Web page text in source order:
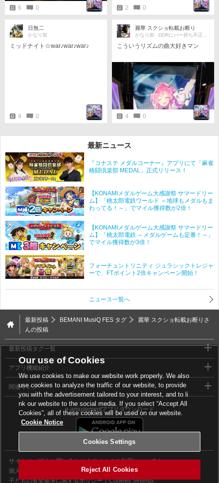
6 0
2
0
日無二
かなり前
ミッドナイト☆war♪war♪war♪
4 0
麗華 スクショ転載お断り
かなり前 DDRにバー持ち不正プレーは不要
こういうリズムの曲大好きマン
4 0
最新ニュース
『コナステ メダルコーナー』アプリにて「麻雀
格闘倶楽部 MEDAL」正式リリース！
【KONAMIメダルゲーム大感謝祭 サマードリー
ム】「桃太郎電鉄ワールド ～地球もメダルもま
わってる！～」でマイル獲得数が2倍！
【KONAMIメダルゲーム大感謝祭 サマードリー
ム】「桃太郎電鉄 ～メダルゲームも定番！～」
でマイル獲得数が3倍！
フォーチュントリニティ ジュラシックトレジャ
ーで、FTポイント2倍キャンペーン開始！
ニュース一覧へ
最新投稿 BEMANI MusiQ FES タグ
麗華 スクショ転載お断りさ
んの投稿
最新投稿タグ一覧
アプリ機能紹介
関連リンク
e-amusementアプリダウンロード
サイトマップ お問い合わせ
サイトのご利用について
個人情報等保護方針
外部送信について
子どもの安全基準に関するポリシー
Cookies Settings
Our use of Cookies
We use cookies to make our website work properly. We also
use cookies to analyze the traffic of our website, to provide
you with the advertisement tailored to your interest, and to li
nk our website to the social media. If you select “Accept All
Cookies”, all of these cookies will be used on our website.
Cookie Notice
Cookies Settings
Reject All Cookies